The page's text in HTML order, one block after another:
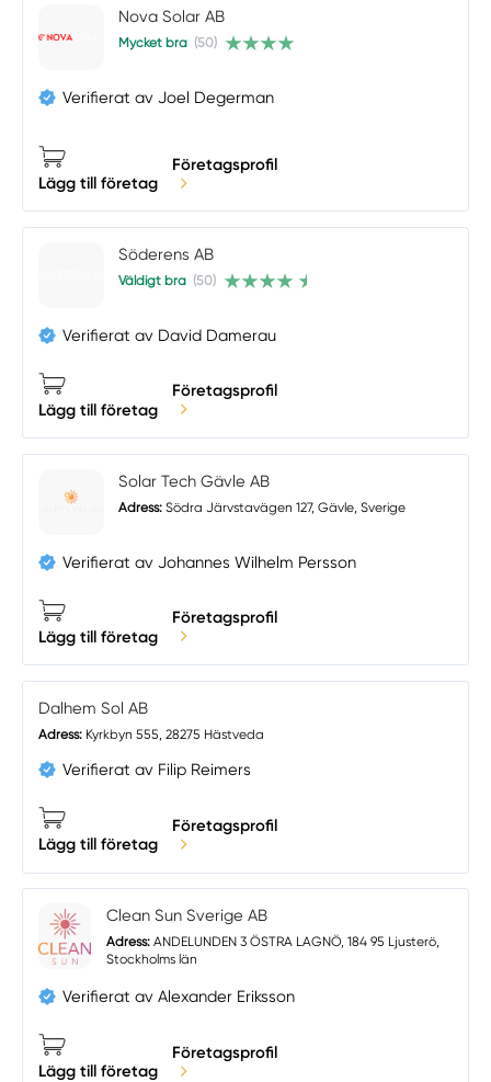
Nova Solar AB
Mycket bra (50)
Verifierat av Joel Degerman
Lägg till företag
Företagsprofil
Söderens AB
Väldigt bra (50)
Verifierat av David Damerau
Lägg till företag
Företagsprofil
Solar Tech Gävle AB
Adress: Södra Järvstavägen 127, Gävle, Sverige
Verifierat av Johannes Wilhelm Persson
Lägg till företag
Företagsprofil
Dalhem Sol AB
Adress:Kyrkbyn 555, 28275 Hästveda
Verifierat av Filip Reimers
Lägg till företag
Företagsprofil
Clean Sun Sverige AB
Adress:ANDELUNDEN 3 ÖSTRA LAGNÖ, 184 95 Ljusterö,
Stockholms län
Verifierat av Alexander Eriksson
Lägg till företag
Företagsprofil